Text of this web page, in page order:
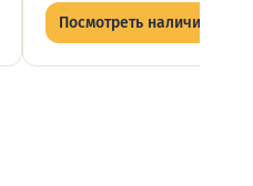
Посмотреть наличие